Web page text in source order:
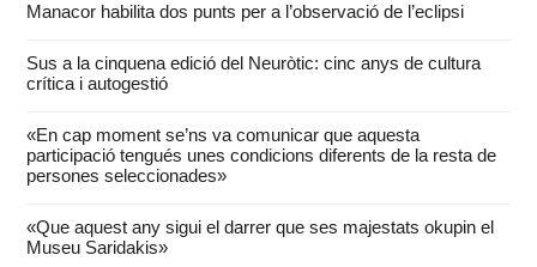
Manacor habilita dos punts per a l’observació de l’eclipsi
Sus a la cinquena edició del Neuròtic: cinc anys de cultura
crítica i autogestió
«En cap moment se’ns va comunicar que aquesta
participació tengués unes condicions diferents de la resta de
persones seleccionades»
«Que aquest any sigui el darrer que ses majestats okupin el
Museu Saridakis»